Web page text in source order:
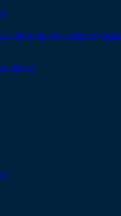
мундштуки, переходники
части